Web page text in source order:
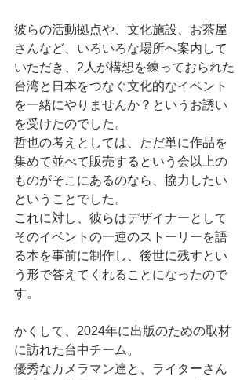
彼らの活動拠点や、文化施設、お茶屋
さんなど、いろいろな場所へ案内して
いただき、2人が構想を練っておられた
台湾と日本をつなぐ文化的なイベント
を一緒にやりませんか？というお誘い
を受けたのでした。
哲也の考えとしては、ただ単に作品を
集めて並べて販売するという会以上の
ものがそこにあるのなら、協力したい
ということでした。
これに対し、彼らはデザイナーとして
そのイベントの一連のストーリーを語
る本を事前に制作し、後世に残すとい
う形で答えてくれることになったので
す。
かくして、2024年に出版のための取材
に訪れた台中チーム。
優秀なカメラマン達と、ライターさん